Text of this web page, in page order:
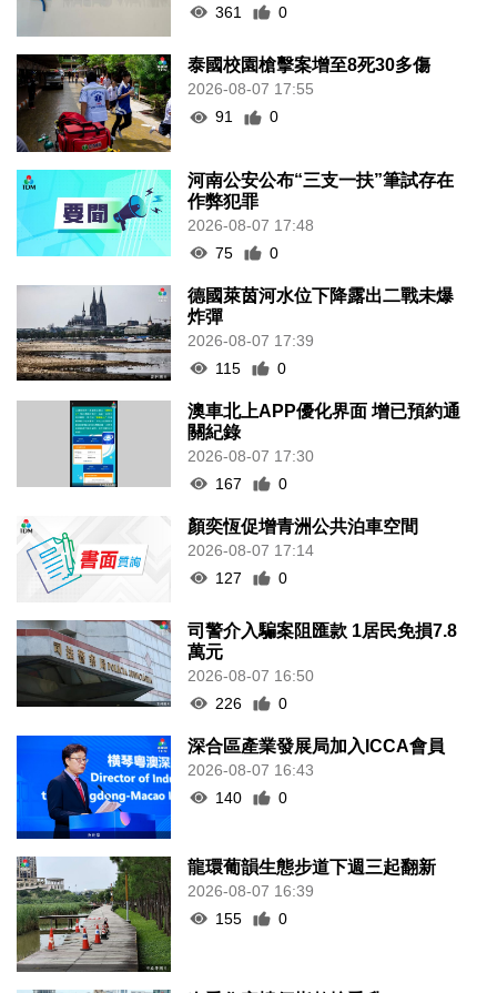
361
0
泰國校園槍擊案增至8死30多傷
2026-08-07 17:55
91
0
河南公安公布“三支一扶”筆試存在
作弊犯罪
2026-08-07 17:48
75
0
德國萊茵河水位下降露出二戰未爆
炸彈
2026-08-07 17:39
115
0
澳車北上APP優化界面 增已預約通
關紀錄
2026-08-07 17:30
167
0
顏奕恆促增青洲公共泊車空間
2026-08-07 17:14
127
0
司警介入騙案阻匯款 1居民免損7.8
萬元
2026-08-07 16:50
226
0
深合區產業發展局加入ICCA會員
2026-08-07 16:43
140
0
龍環葡韻生態步道下週三起翻新
2026-08-07 16:39
155
0